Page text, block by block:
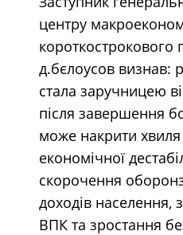
центру
короткострокового
д.бєлоусов визнав:
стала заручницею
після завершення
може накрити хвиля
економічної
скорочення
доходів населення,
ВПК та зростання